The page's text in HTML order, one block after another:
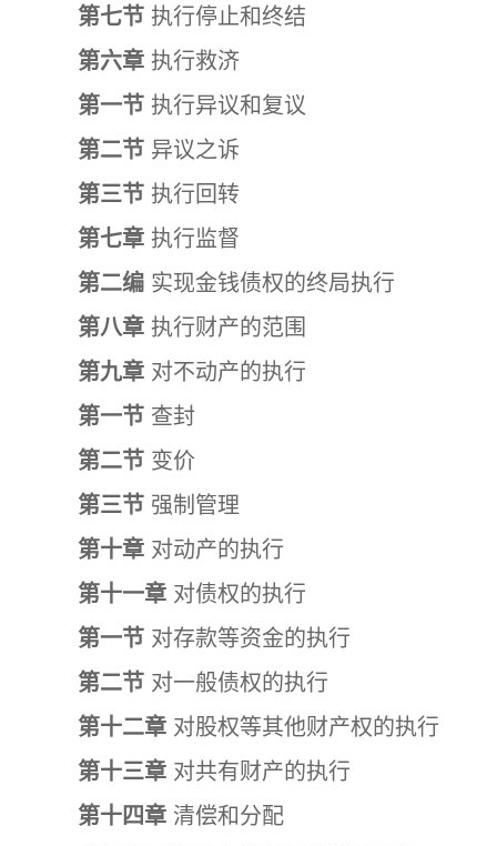
第七节 执行停止和终结
第六章 执行救济
第一节 执行异议和复议
第二节 异议之诉
第三节 执行回转
第七章 执行监督
第二编 实现金钱债权的终局执行
第八章 执行财产的范围
第九章 对不动产的执行
第一节 查封
第二节 变价
第三节 强制管理
第十章 对动产的执行
第十一章 对债权的执行
第一节 对存款等资金的执行
第二节 对一般债权的执行
第十二章 对股权等其他财产权的执行
第十三章 对共有财产的执行
第十四章 清偿和分配